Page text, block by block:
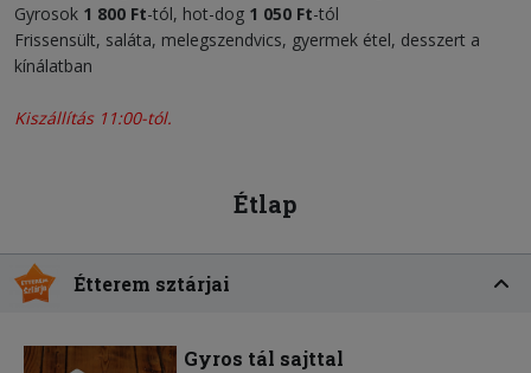
Gyrosok 1 800 Ft-tól, hot-dog 1 050 Ft-tól
Frissensült, saláta, melegszendvics, gyermek étel, desszert a
kínálatban
Kiszállítás 11:00-tól.
Étlap
Étterem sztárjai
Gyros tál sajttal